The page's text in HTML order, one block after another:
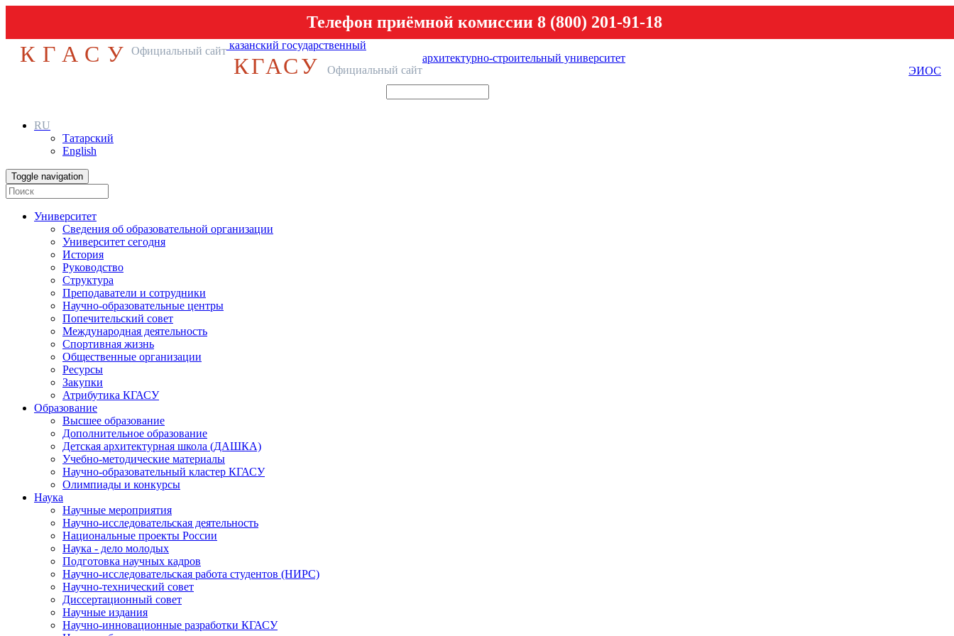
Телефон приёмной комиссии 8 (800) 201-91-18
КГАСУ Официальный сайт казанский государственный
архитектурно-строительный университет
КГАСУ Официальный сайт ЭИОС
RU
Татарский
English
Toggle navigation
Университет
Сведения об образовательной организации
Университет сегодня
История
Руководство
Структура
Преподаватели и сотрудники
Научно-образовательные центры
Попечительский совет
Международная деятельность
Спортивная жизнь
Общественные организации
Ресурсы
Закупки
Атрибутика КГАСУ
Образование
Высшее образование
Дополнительное образование
Детская архитектурная школа (ДАШКА)
Учебно-методические материалы
Научно-образовательный кластер КГАСУ
Олимпиады и конкурсы
Наука
Научные мероприятия
Научно-исследовательская деятельность
Национальные проекты России
Наука - дело молодых
Подготовка научных кадров
Научно-исследовательская работа студентов (НИРС)
Научно-технический совет
Диссертационный совет
Научные издания
Научно-инновационные разработки КГАСУ